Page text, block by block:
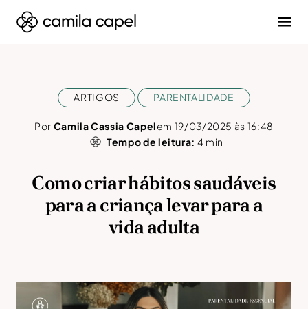
ARTIGOS PARENTALIDADE
Por Camila Cassia Capelem 19/03/2025 às 16:48
Tempo de leitura: 4 min
Como criar hábitos saudáveis
para a criança levar para a
vida adulta